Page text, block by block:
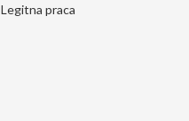
Legitna praca